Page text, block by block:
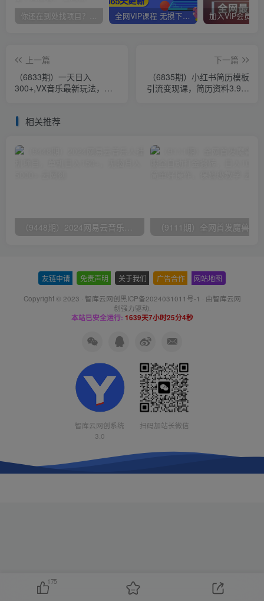
你还在到处找项目？还在当韭菜？我靠卖项目一个月收入5万+，曾经我也是个失败者。 全网VIP课程 无损下载~
上一篇
（6833期）一天日入
300+,VX音乐最新玩法，一
下一篇
（6835期）小红书简历模板
引流变现课，简历资料3.9一
相关推荐
友链申请 免责声明 关于我们 广告合作 网站地图
Copyright © 2023 · 智库云网创黑ICP备2024031011号-1 · 由智库云网
创强力驱动.
本站已安全运行: 1639天7小时25分4秒
智库云网创系统
3.0
扫码加站长微信
175